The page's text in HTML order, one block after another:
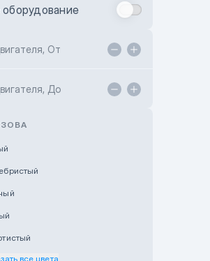
Kokshetau
ShymCity
оборудование
От
До
все цвета